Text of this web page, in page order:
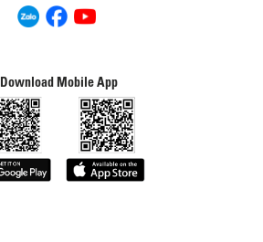
Download Mobile App